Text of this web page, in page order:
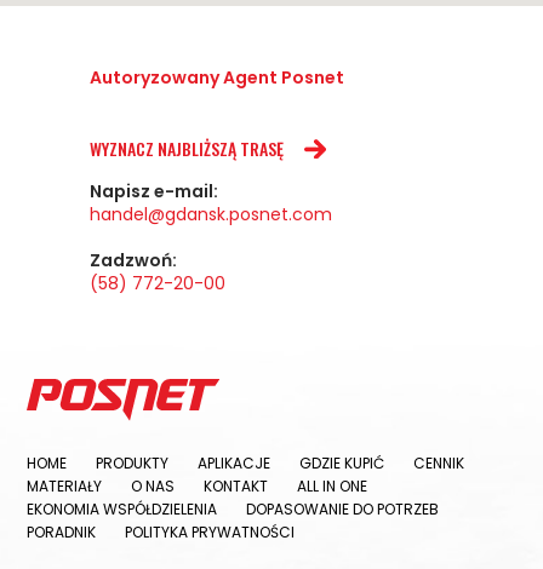
Autoryzowany Agent Posnet
WYZNACZ NAJBLIŻSZĄ TRASĘ
Napisz e-mail:
handel@gdansk.posnet.com
Zadzwoń:
(58) 772-20-00
HOME PRODUKTY APLIKACJE GDZIE KUPIĆ
CENNIK
MATERIAŁY
O NAS KONTAKT
ALL IN ONE
EKONOMIA WSPÓŁDZIELENIA
DOPASOWANIE DO POTRZEB
PORADNIK
POLITYKA PRYWATNOŚCI